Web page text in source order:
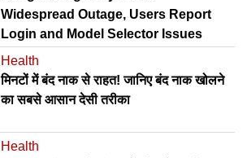
Widespread Outage, Users Report
Login and Model Selector Issues
Health
मिनटों में बंद नाक से राहत! जानिए बंद नाक खोलने
का सबसे आसान देसी तरीका
Health